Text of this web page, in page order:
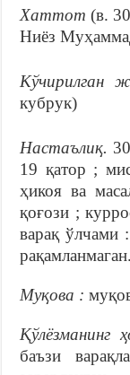
Хаттот(в.
Ниёз
Кўчирилган
кубрук)
Настаълиқ.
19 қатор ;
ҳикоя ва
қоғози ;
варақ ўлчами
рақамланмаган.
Муқова :
Қўлёзманинг
баъзи